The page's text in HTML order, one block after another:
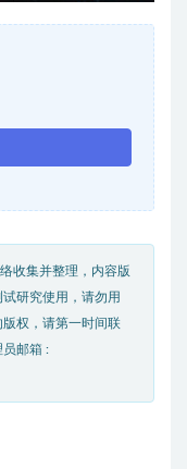
收集并整理，内容版
研究使用，请勿用
权，请第一时间联
员邮箱 :